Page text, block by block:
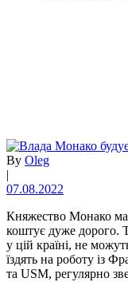
By Oleg
|
07.08.2022
Княжество Монако
коштує дуже дорого.
у цій країні, не
їздять на роботу із
та USM, регулярно